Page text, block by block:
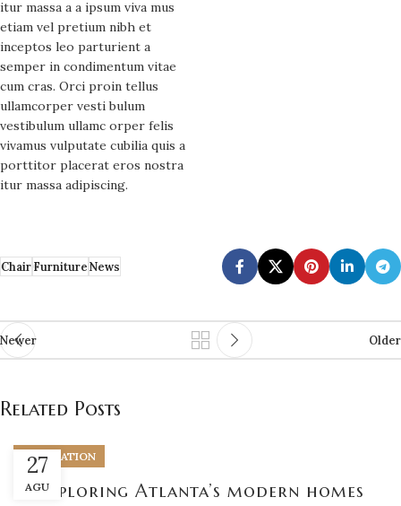
itur massa a a ipsum viva mus
etiam vel pretium nibh et
inceptos leo parturient a
semper in condimentum vitae
cum cras. Orci proin tellus
ullamcorper vesti bulum
vestibulum ullamc orper felis
vivamus vulputate cubilia quis a
porttitor placerat eros nostra
itur massa adipiscing.
ChairFurnitureNews
Newer Older
Related Posts
27
AGU
DECORATION
Exploring Atlanta’s modern homes